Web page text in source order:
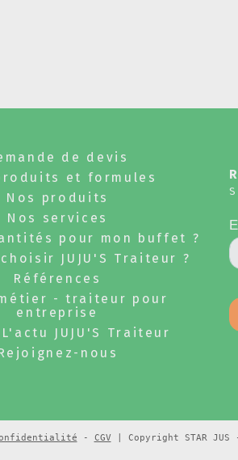
de devis
et formules
Nos produits
Nos services
pour mon buffet ?
JUJU'S Traiteur ?
Références
- traiteur pour
entreprise
L'actu JUJU'S Traiteur
nous
- CGV | Copyright STAR